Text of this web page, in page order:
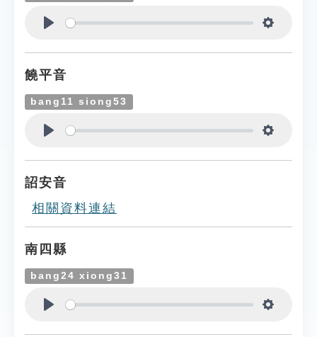
饒平音
bang11 siong53
詔安音
相關資料連結
南四縣
bang24 xiong31